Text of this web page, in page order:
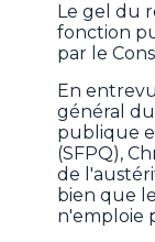
Le gel du
fonction
par le
En
général
publique
(SFPQ),
de
bien que
n'emploie